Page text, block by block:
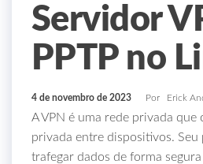
Servidor
PPTP no
4 de novembro de 2023 Por Erick
A VPN é uma rede privada que
privada entre dispositivos.
trafegar dados de forma